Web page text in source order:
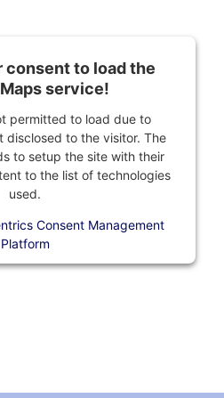
consent to load the
service!
permitted to load due to
disclosed to the visitor. The
to setup the site with their
to the list of technologies
used.
Consent Management
Platform